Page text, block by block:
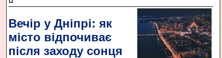
Вечір у Дніпрі: як
місто відпочиває
після заходу сонця